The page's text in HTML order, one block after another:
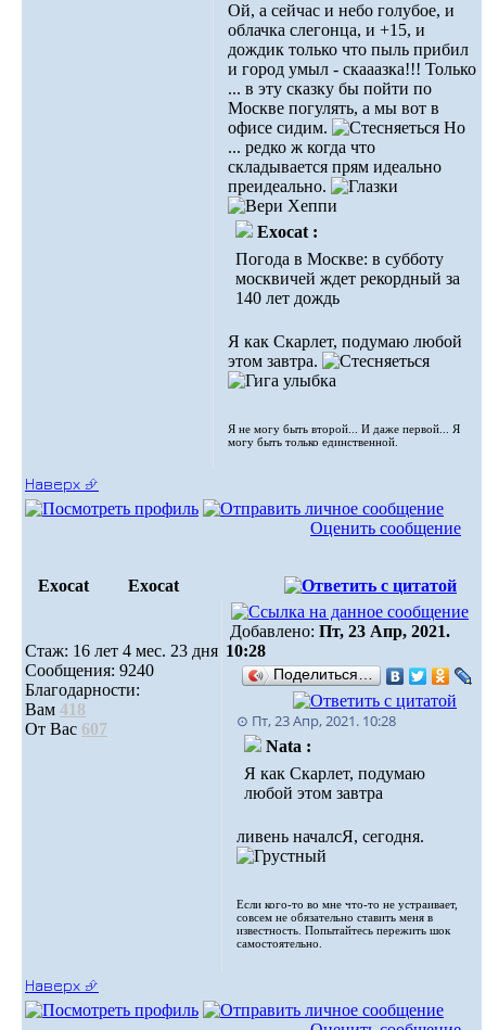
Ой, а сейчас и небо голубое, и
облачка слегонца, и +15, и
дождик только что пыль прибил
и город умыл - скааазка!!! Только
... в эту сказку бы пойти по
Москве погулять, а мы вот в
офисе сидим.
Но
... редко ж когда что
складывается прям идеально
преидеально.
Exocat :
Погода в Москве: в субботу
москвичей ждет рекордный за
140 лет дождь
Я как Скарлет, подумаю любой
этом завтра.
Я не могу быть второй... И даже первой... Я
могу быть только единственной.
Наверх ⮵
Оценить сообщение
Exocat Exocat
Стаж: 16 лет 4 мес. 23 дня
Сообщения: 9240
Благодарности:
Вам 418
От Вас 607
Добавлено: Пт, 23 Апр, 2021.
10:28
Поделиться…
⊙ Пт, 23 Апр, 2021. 10:28
Nata :
Я как Скарлет, подумаю
любой этом завтра
ливень началсЯ, сегодня.
Если кого-то во мне что-то не устраивает,
совсем не обязательно ставить меня в
известность. Попытайтесь пережить шок
самостоятельно.
Наверх ⮵